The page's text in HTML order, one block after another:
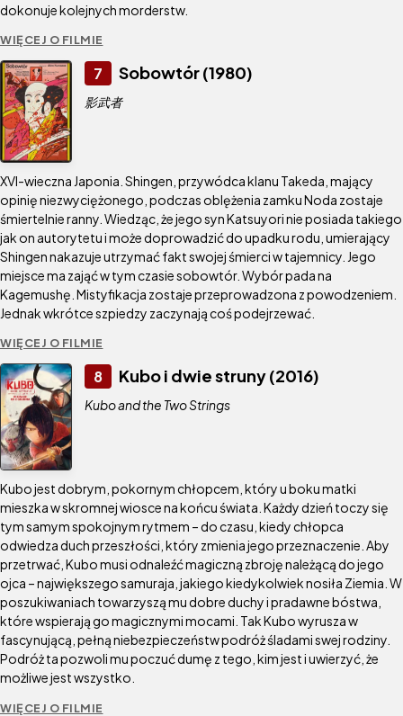
dokonuje kolejnych morderstw.
WIĘCEJ O FILMIE
7 Sobowtór (1980)
影武者
XVI-wieczna Japonia. Shingen, przywódca klanu Takeda, mający
opinię niezwyciężonego, podczas oblężenia zamku Noda zostaje
śmiertelnie ranny. Wiedząc, że jego syn Katsuyori nie posiada takiego
jak on autorytetu i może doprowadzić do upadku rodu, umierający
Shingen nakazuje utrzymać fakt swojej śmierci w tajemnicy. Jego
miejsce ma zająć w tym czasie sobowtór. Wybór pada na
Kagemushę. Mistyfikacja zostaje przeprowadzona z powodzeniem.
Jednak wkrótce szpiedzy zaczynają coś podejrzewać.
WIĘCEJ O FILMIE
8 Kubo i dwie struny (2016)
Kubo and the Two Strings
Kubo jest dobrym, pokornym chłopcem, który u boku matki
mieszka w skromnej wiosce na końcu świata. Każdy dzień toczy się
tym samym spokojnym rytmem – do czasu, kiedy chłopca
odwiedza duch przeszłości, który zmienia jego przeznaczenie. Aby
przetrwać, Kubo musi odnaleźć magiczną zbroję należącą do jego
ojca – największego samuraja, jakiego kiedykolwiek nosiła Ziemia. W
poszukiwaniach towarzyszą mu dobre duchy i pradawne bóstwa,
które wspierają go magicznymi mocami. Tak Kubo wyrusza w
fascynującą, pełną niebezpieczeństw podróż śladami swej rodziny.
Podróż ta pozwoli mu poczuć dumę z tego, kim jest i uwierzyć, że
możliwe jest wszystko.
WIĘCEJ O FILMIE